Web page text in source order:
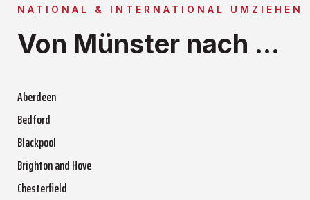
NATIONAL & INTERNATIONAL UMZIEHEN
Von Münster nach ...
Aberdeen
Bedford
Blackpool
Brighton and Hove
Chesterfield